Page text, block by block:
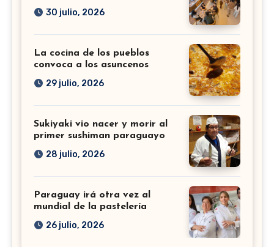
30 julio, 2026
La cocina de los pueblos
convoca a los asuncenos
29 julio, 2026
Sukiyaki vio nacer y morir al
primer sushiman paraguayo
28 julio, 2026
Paraguay irá otra vez al
mundial de la pastelería
26 julio, 2026